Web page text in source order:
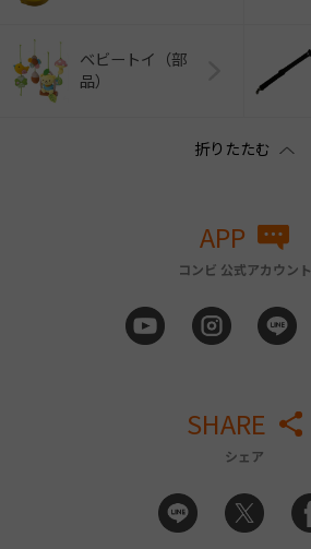
ベビートイ（部
品）
APP
コンビ 公式アカウント
SHARE
シェア